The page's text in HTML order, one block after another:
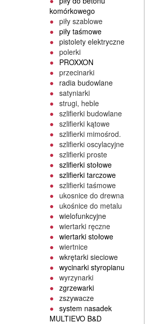
komórkowego
piły szablowe
piły taśmowe
pistolety elektryczne
polerki
PROXXON
przecinarki
radia budowlane
satyniarki
strugi, heble
szlifierki budowlane
szlifierki kątowe
szlifierki mimośrod.
szlifierki oscylacyjne
szlifierki proste
szlifierki stołowe
szlifierki tarczowe
szlifierki taśmowe
ukosnice do drewna
ukośnice do metalu
wielofunkcyjne
wiertarki ręczne
wiertarki stołowe
wiertnice
wkrętarki sieciowe
wycinarki styropianu
wyrzynarki
zgrzewarki
zszywacze
system nasadek
MULTIEVO B&D